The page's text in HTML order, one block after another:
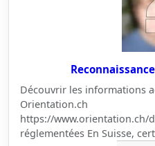
Découvrir les informations
Orientation.ch
https://www.orientation.ch/
réglementées En Suisse,